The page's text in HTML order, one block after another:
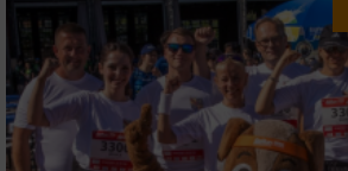
Entwicklung und Verbesserung der
Verwendung reduzierter Daten zur
von Inhalten
IAB-Besonderheiten: